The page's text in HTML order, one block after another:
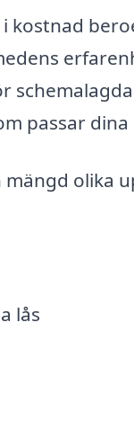
kostnad
passar
olika
lås